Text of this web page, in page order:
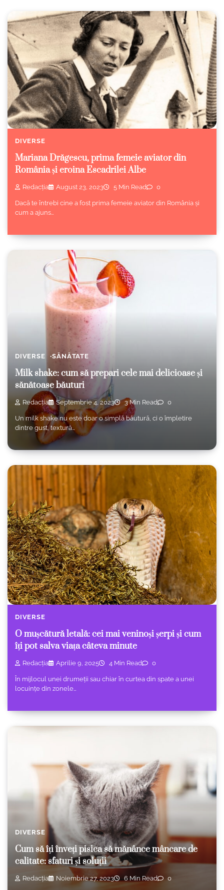
DIVERSE
Mariana Drăgescu, prima femeie aviator din
România și eroina Escadrilei Albe
Redacția August 23, 2023 5 Min Read 0
Dacă te întrebi cine a fost prima femeie aviator din România și
cum a ajuns…
DIVERSE SĂNĂTATE
Milk shake: cum să prepari cele mai delicioase și
sănătoase băuturi
Redacția Septembrie 4, 2023 3 Min Read 0
Un milk shake nu este doar o simplă băutură, ci o împletire
dintre gust, textură…
DIVERSE
O mușcătură letală: cei mai veninoși șerpi și cum
îți pot salva viața câteva minute
Redacția Aprilie 9, 2025 4 Min Read 0
În mijlocul unei drumeții sau chiar în curtea din spate a unei
locuințe din zonele…
DIVERSE
Cum să îți înveți pisica să mănânce mâncare de
calitate: sfaturi și soluții
Redacția Noiembrie 27, 2023 6 Min Read 0